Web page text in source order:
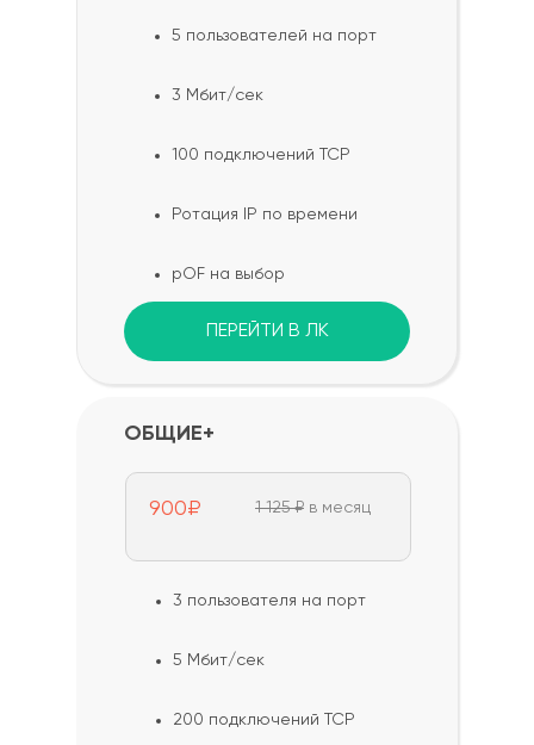
ОБЩИЕ+
5 пользователей на порт
3 Мбит/сек
100 подключений TCP
Ротация IP по времени
pOF на выбор
ПЕРЕЙТИ В ЛК
3 пользователя на порт
5 Мбит/сек
200 подключений TCP
900₽ 1 125 ₽ в месяц